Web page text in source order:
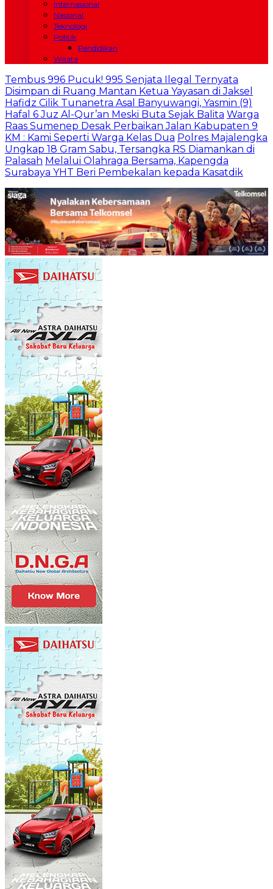
Internasional
Nasional
Teknologi
Politik
Pendidikan
Wisata
Tembus 996 Pucuk! 995 Senjata Ilegal Ternyata
Disimpan di Ruang Mantan Ketua Yayasan di Jaksel
Hafidz Cilik Tunanetra Asal Banyuwangi, Yasmin (9)
Hafal 6 Juz Al-Qur’an Meski Buta Sejak Balita Warga
Raas Sumenep Desak Perbaikan Jalan Kabupaten 9
KM : Kami Seperti Warga Kelas Dua Polres Majalengka
Ungkap 18 Gram Sabu, Tersangka RS Diamankan di
Palasah Melalui Olahraga Bersama, Kapengda
Surabaya YHT Beri Pembekalan kepada Kasatdik